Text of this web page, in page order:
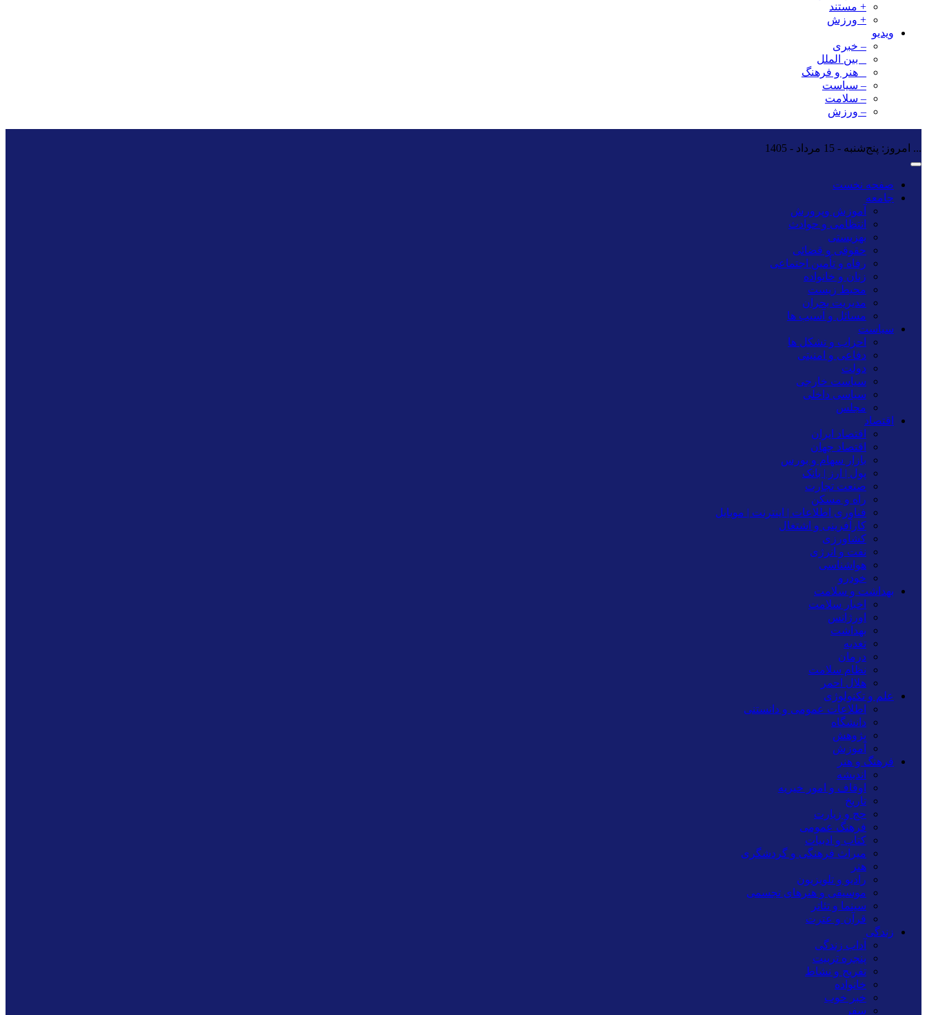
+ مستند
+ ورزش
ویدیو
– خبری
_ بین الملل
_ هنر و فرهنگ
– سیاست
– سلامت
– ورزش
... امروز: پنج‌شنبه - 15 مرداد - 1405
صفحه نخست
جامعه
آموزش وپرورش
انتظامی و حوادث
بهزیستی
حقوقی و قضائی
رفاه و تأمین اجتماعی
زنان و خانواده
محیط زیست
مدیریت بحران
مسائل و آسیب ها
سیاست
احزاب و تشکل ها
دفاعی و امنیتی
دولت
سیاست خارجی
سیاسی داخلی
مجلس
اقتصاد
اقتصاد ایران
اقتصاد جهان
بازار سهام و بورس
پول | ارز | بانک
صنعت تجارت
راه و مسکن
فناوری اطلاعات | اینترنت | موبایل
کارآفرینی و اشتغال
کشاورزی
نفت و انرژی
هواشناسی
خودرو
بهداشت و سلامت
اخبار سلامت
اورژانس
بهداشت
تغدیه
درمان
نظام سلامت
هلال احمر
علم و تکنولوژی
اطلاعات عمومی و دانستنی
دانشگاه
پژوهش
آموزش
فرهنگ و هنر
اندیشه
اوقاف و امور خیریه
تاریخ
حج و زیارت
فرهنگ عمومی
کتاب و ادبیات
میراث فرهنگی و گردشگری
هنر
رادیو و تلویزیون
موسیقی و هنرهای تجسمی
سینما و تئاتر
قرآن و عترت
زندگی
آداب زندگی
پنجره تربیت
تفریح و نشاط
خانواده
خبر خوب
سفر